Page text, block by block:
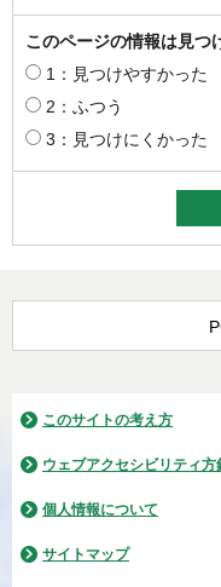
このページの情報は見つ
1：見つけやすかった
2：ふつう
3：見つけにくかった
このサイトの考え方
ウェブアクセシビリティ方
個人情報について
サイトマップ